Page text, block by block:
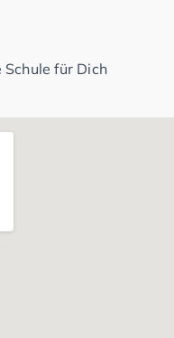
für Dich